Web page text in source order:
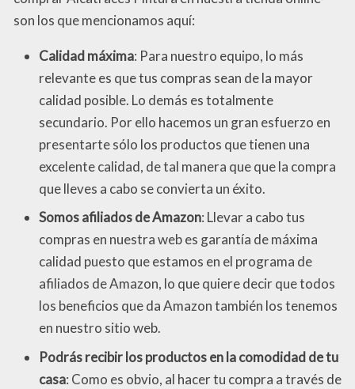
son los que mencionamos aquí:
Calidad máxima: Para nuestro equipo, lo más
relevante es que tus compras sean de la mayor
calidad posible. Lo demás es totalmente
secundario. Por ello hacemos un gran esfuerzo en
presentarte sólo los productos que tienen una
excelente calidad, de tal manera que que la compra
que lleves a cabo se convierta un éxito.
Somos afiliados de Amazon: Llevar a cabo tus
compras en nuestra web es garantía de máxima
calidad puesto que estamos en el programa de
afiliados de Amazon, lo que quiere decir que todos
los beneficios que da Amazon también los tenemos
en nuestro sitio web.
Podrás recibir los productos en la comodidad de tu
casa: Como es obvio, al hacer tu compra a través de